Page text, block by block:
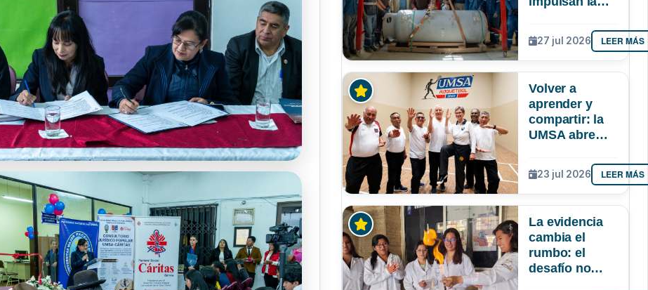
oxígeno
medicinal
27 jul 2026 LEER MÁS
Volver a
aprender y
compartir: la
UMSA abre
para adultos
mayores
23 jul 2026 LEER MÁS
La evidencia
cambia el
rumbo: el
desafío no